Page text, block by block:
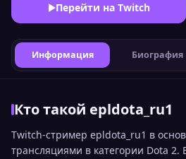
Перейти на Twitch
Информация Биография
Кто такой epldota_ru1
Twitch-стример epldota_ru1 в
трансляциями в категории Dota 2.